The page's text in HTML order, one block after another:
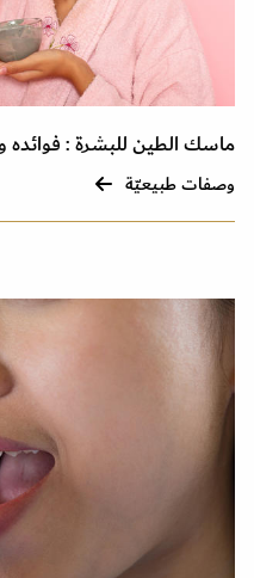
ماسك الطين للبشرة : فوائده
وصفات طبيعيّة